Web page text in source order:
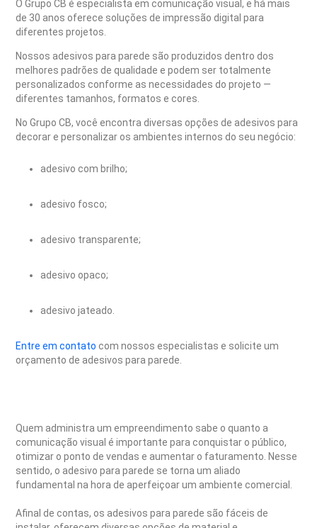
O Grupo CB é especialista em comunicação visual, e há mais
de 30 anos oferece soluções de impressão digital para
diferentes projetos.
Nossos adesivos para parede são produzidos dentro dos
melhores padrões de qualidade e podem ser totalmente
personalizados conforme as necessidades do projeto —
diferentes tamanhos, formatos e cores.
No Grupo CB, você encontra diversas opções de adesivos para
decorar e personalizar os ambientes internos do seu negócio:
adesivo com brilho;
adesivo fosco;
adesivo transparente;
adesivo opaco;
adesivo jateado.
Entre em contato com nossos especialistas e solicite um
orçamento de adesivos para parede.
Quem administra um empreendimento sabe o quanto a
comunicação visual é importante para conquistar o público,
otimizar o ponto de vendas e aumentar o faturamento. Nesse
sentido, o adesivo para parede se torna um aliado
fundamental na hora de aperfeiçoar um ambiente comercial.
Afinal de contas, os adesivos para parede são fáceis de